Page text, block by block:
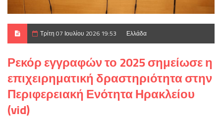
Τρίτη 07 Ιουλίου 2026 19:53 Ελλάδα
Ρεκόρ εγγραφών το 2025 σημείωσε η
επιχειρηματική δραστηριότητα στην
Περιφερειακή Ενότητα Ηρακλείου
(vid)